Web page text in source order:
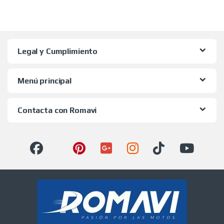
Legal y Cumplimiento
Menú principal
Contacta con Romavi